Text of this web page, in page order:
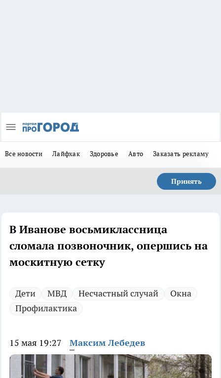
Все новости Лайфхак Здоровье Авто Заказать рекламу
Принять
В Иванове восьмиклассница
сломала позвоночник, опершись на
москитную сетку
Дети МВД Несчастный случай
Окна
Профилактика
15 мая 19:27 Максим Лебедев